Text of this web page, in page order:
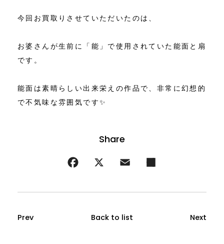
今回お買取りさせていただいたのは、
お婆さんが生前に「能」で使用されていた能面と扇
です。
能面は素晴らしい出来栄えの作品で、非常に幻想的
で不気味な雰囲気です✨
Prev Back to list Next